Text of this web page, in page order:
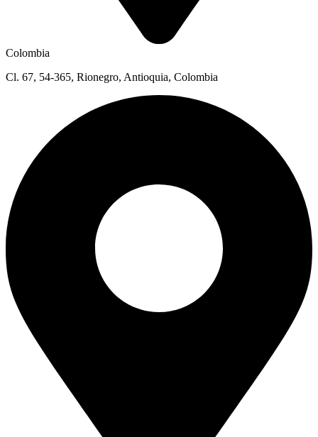
Colombia
Cl. 67, 54-365, Rionegro, Antioquia, Colombia